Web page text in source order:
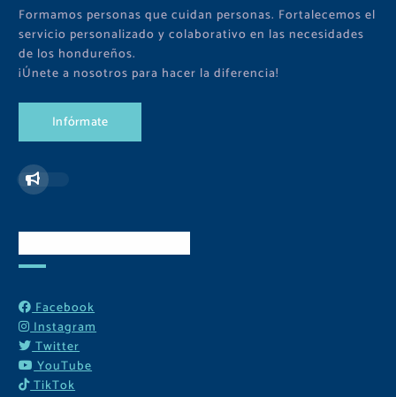
Formamos personas que cuidan personas. Fortalecemos el
servicio personalizado y colaborativo en las necesidades
de los hondureños.
¡Únete a nosotros para hacer la diferencia!
Infórmate
Facebook
Instagram
Twitter
YouTube
TikTok